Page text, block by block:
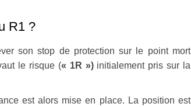
R1 ?
son stop de protection sur le point mort
le risque (« 1R ») initialement pris sur la
est alors mise en place. La position est